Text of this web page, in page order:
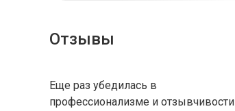
Отзывы
Еще раз убедилась в
профессионализме и отзывчивости